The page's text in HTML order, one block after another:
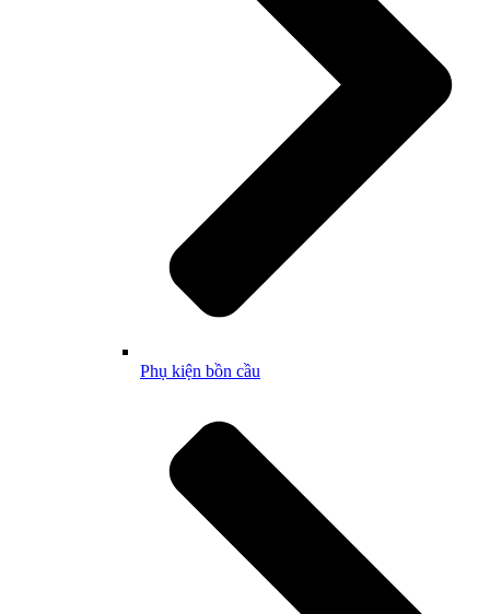
Phụ kiện bồn cầu